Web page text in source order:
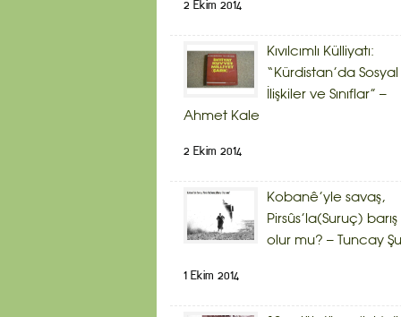
2 Ekim 2014
Kıvılcımlı Külliyatı:
“Kürdistan’da Sosyal
İlişkiler ve Sınıflar” –
Ahmet Kale
2 Ekim 2014
Kobanê’yle savaş,
Pirsûs’la(Suruç) barış
olur mu? – Tuncay
1 Ekim 2014